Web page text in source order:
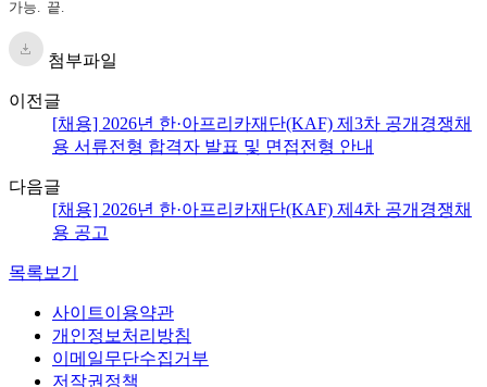
가능. 끝.
첨부파일
이전글
[채용] 2026년 한·아프리카재단(KAF) 제3차 공개경쟁채
용 서류전형 합격자 발표 및 면접전형 안내
다음글
[채용] 2026년 한·아프리카재단(KAF) 제4차 공개경쟁채
용 공고
목록보기
사이트이용약관
개인정보처리방침
이메일무단수집거부
저작권정책